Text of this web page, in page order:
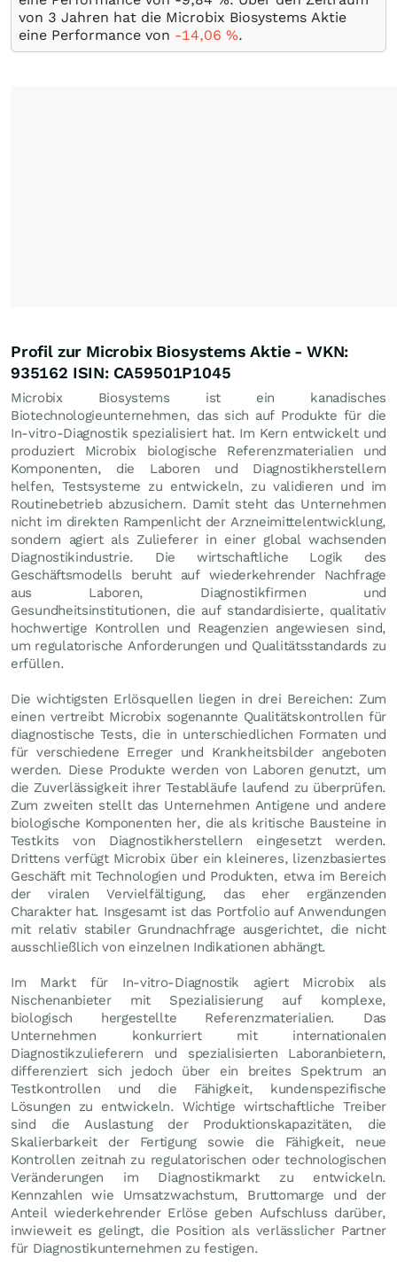
von 3 Jahren hat die Microbix Biosystems Aktie
eine Performance von -14,06 %.
Profil zur Microbix Biosystems Aktie - WKN:
935162 ISIN: CA59501P1045
Microbix Biosystems ist ein kanadisches
Biotechnologieunternehmen, das sich auf Produkte für die
In-vitro-Diagnostik spezialisiert hat. Im Kern entwickelt und
produziert Microbix biologische Referenzmaterialien und
Komponenten, die Laboren und Diagnostikherstellern
helfen, Testsysteme zu entwickeln, zu validieren und im
Routinebetrieb abzusichern. Damit steht das Unternehmen
nicht im direkten Rampenlicht der Arzneimittelentwicklung,
sondern agiert als Zulieferer in einer global wachsenden
Diagnostikindustrie. Die wirtschaftliche Logik des
Geschäftsmodells beruht auf wiederkehrender Nachfrage
aus Laboren, Diagnostikfirmen und
Gesundheitsinstitutionen, die auf standardisierte, qualitativ
hochwertige Kontrollen und Reagenzien angewiesen sind,
um regulatorische Anforderungen und Qualitätsstandards zu
erfüllen.
Die wichtigsten Erlösquellen liegen in drei Bereichen: Zum
einen vertreibt Microbix sogenannte Qualitätskontrollen für
diagnostische Tests, die in unterschiedlichen Formaten und
für verschiedene Erreger und Krankheitsbilder angeboten
werden. Diese Produkte werden von Laboren genutzt, um
die Zuverlässigkeit ihrer Testabläufe laufend zu überprüfen.
Zum zweiten stellt das Unternehmen Antigene und andere
biologische Komponenten her, die als kritische Bausteine in
Testkits von Diagnostikherstellern eingesetzt werden.
Drittens verfügt Microbix über ein kleineres, lizenzbasiertes
Geschäft mit Technologien und Produkten, etwa im Bereich
der viralen Vervielfältigung, das eher ergänzenden
Charakter hat. Insgesamt ist das Portfolio auf Anwendungen
mit relativ stabiler Grundnachfrage ausgerichtet, die nicht
ausschließlich von einzelnen Indikationen abhängt.
Im Markt für In-vitro-Diagnostik agiert Microbix als
Nischenanbieter mit Spezialisierung auf komplexe,
biologisch hergestellte Referenzmaterialien. Das
Unternehmen konkurriert mit internationalen
Diagnostikzulieferern und spezialisierten Laboranbietern,
differenziert sich jedoch über ein breites Spektrum an
Testkontrollen und die Fähigkeit, kundenspezifische
Lösungen zu entwickeln. Wichtige wirtschaftliche Treiber
sind die Auslastung der Produktionskapazitäten, die
Skalierbarkeit der Fertigung sowie die Fähigkeit, neue
Kontrollen zeitnah zu regulatorischen oder technologischen
Veränderungen im Diagnostikmarkt zu entwickeln.
Kennzahlen wie Umsatzwachstum, Bruttomarge und der
Anteil wiederkehrender Erlöse geben Aufschluss darüber,
inwieweit es gelingt, die Position als verlässlicher Partner
für Diagnostikunternehmen zu festigen.